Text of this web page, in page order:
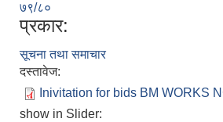
७९/८०
प्रकार:
सूचना तथा समाचार
दस्तावेज:
Inivitation for bids BM WORKS
show in Slider: